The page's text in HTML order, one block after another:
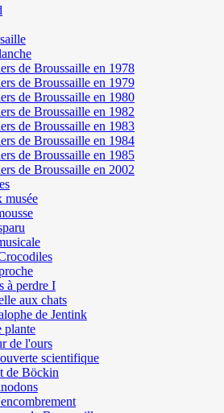
de Broussaille en 1978
de Broussaille en 1979
de Broussaille en 1980
de Broussaille en 1982
de Broussaille en 1983
de Broussaille en 1984
de Broussaille en 1985
de Broussaille en 2002
musée
à perdre I
aux chats
de Jentink
plante
de l'ours
scientifique
de Böckin